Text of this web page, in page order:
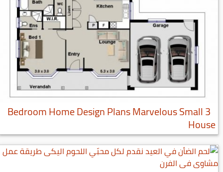
3 Bedroom Home Design Plans Marvelous Small
House